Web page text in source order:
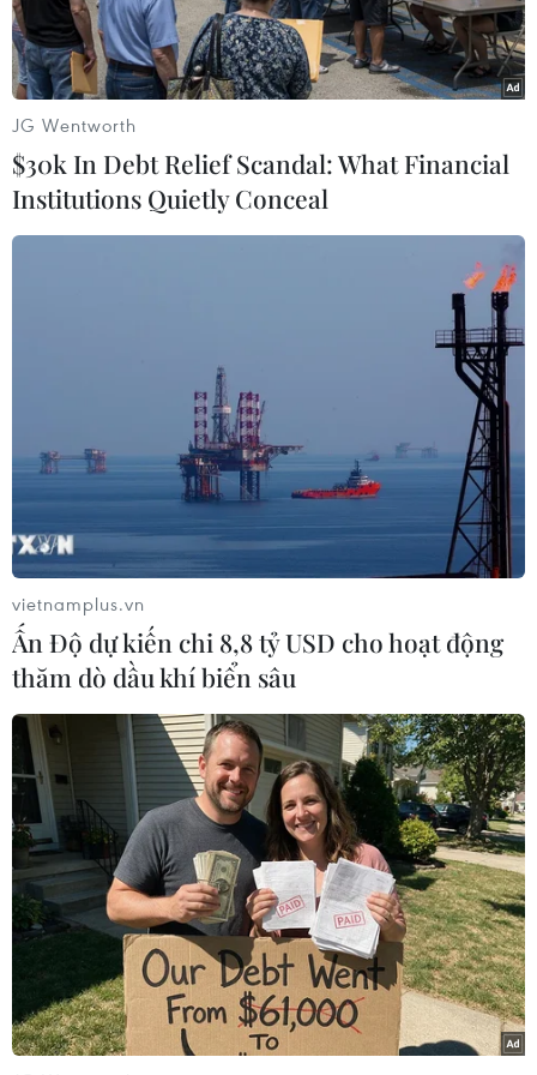
Theo phóng viên TTXVN tại Tokyo, Chính phủ
Nhật Bản dự kiến sẽ đệ trình lên Quốc hội một
dự luật mới nhằm cho phép các cơ quan chức
năng nước này yêu cầu 4 tập đoàn công nghệ
của Mỹ gồm Google LLC, Apple Inc., Facebook
Inc. và Amazon.com Inc (gọi chung là GAFA) và
các công ty kinh doanh kỹ thuật số khác phải
tiết lộ quy tắc hiển thị kết quả tìm kiếm.
Bên cạnh đó, Tokyo cũng đang tìm cách yêu cầu
các công ty công nghệ phải định kỳ báo cáo về
cách quản lý các trang web của những công ty
này với hy vọng mở rộng phạm vi của các quy
định về quản lý hoạt động quảng cáo trực tuyến
có liên quan tới các công cụ tìm kiếm và mạng
xã hội.
Động thái trên diễn ra trong bối cảnh có ngày
càng có nhều quan ngại về việc các “ông lớn”
công nghệ như Google và Amazon bóp méo tính
trung lập của công cụ tìm kiếm khi hiển thị kết
quả tìm kiếm có lợi cho một số sản phẩm và
dịch vụ nhất định.
JG Wentworth
$30k In Debt Relief Scandal: What Financial
Institutions Quietly Conceal
vietnamplus.vn
Ấn Độ dự kiến chi 8,8 tỷ USD cho hoạt động
thăm dò dầu khí biển sâu